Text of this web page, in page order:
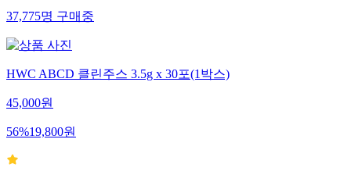
37,775명구매중
HWC ABCD 클린주스 3.5g x 30포(1박스)
45,000원
56%19,800원